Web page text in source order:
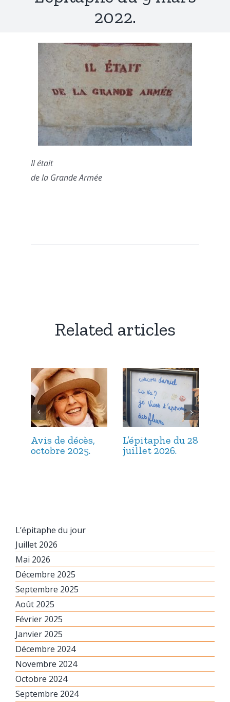
2022.
Il était
de la Grande Armée
Related articles
Avis de décès,
octobre 2025.
L’épitaphe du 28
juillet 2026.
L’épitaphe du jour
Juillet 2026
Mai 2026
Décembre 2025
Septembre 2025
Août 2025
Février 2025
Janvier 2025
Décembre 2024
Novembre 2024
Octobre 2024
Septembre 2024